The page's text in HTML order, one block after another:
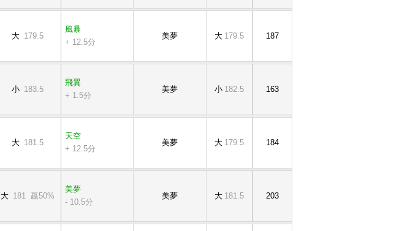
大 179.5
風暴
+ 12.5分
美夢 大 179.5 187
小 183.5
飛翼
+ 1.5分
美夢 小 182.5 163
大 181.5
天空
+ 12.5分
美夢 大 179.5 184
大 181 贏50%
美夢
- 10.5分
美夢 大 181.5 203